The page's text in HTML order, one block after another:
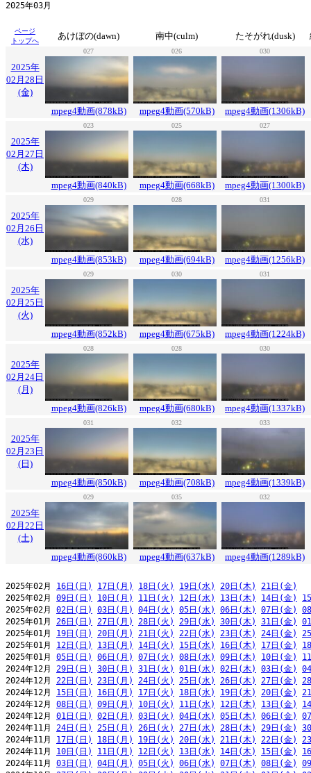
2025年03
ページ
トップへ
あけぼの(dawn) 南中(culm) たそがれ(dusk)
027 026 030
2025年
02月28日
(金)
mpeg4動画(878kB)
mpeg4動画(570kB) mpeg4動画(1306kB)
023 025 027
2025年
02月27日
(木)
mpeg4動画(840kB)
mpeg4動画(668kB) mpeg4動画(1300kB)
029 028 031
2025年
02月26日
(水)
mpeg4動画(853kB)
mpeg4動画(694kB) mpeg4動画(1256kB)
029 030 031
2025年
02月25日
(火)
mpeg4動画(852kB)
mpeg4動画(675kB) mpeg4動画(1224kB)
028 028 030
2025年
02月24日
(月)
mpeg4動画(826kB)
mpeg4動画(680kB) mpeg4動画(1337kB)
031 032 033
2025年
02月23日
(日)
mpeg4動画(850kB)
mpeg4動画(708kB) mpeg4動画(1339kB)
029 035 032
2025年
02月22日
(土)
mpeg4動画(860kB)
mpeg4動画(637kB) mpeg4動画(1289kB)
2025年02月 16日(日) 17日(月) 18日(火) 19日(水) 20日(木)
21日(金)
2025年02月 09日(日) 10日(月) 11日(火) 12日(水) 13日(木) 14日(金)
2025年02月 02日(日) 03日(月) 04日(火) 05日(水) 06日(木) 07日(金)
2025年01月 26日(日) 27日(月) 28日(火) 29日(水) 30日(木) 31日(金)
2025年01月 19日(日) 20日(月) 21日(火) 22日(水) 23日(木) 24日(金)
2025年01月 12日(日) 13日(月) 14日(火) 15日(水) 16日(木) 17日(金)
2025年01月 05日(日) 06日(月) 07日(火) 08日(水) 09日(木) 10日(金)
2024年12月 29日(日) 30日(月) 31日(火) 01日(水) 02日(木) 03日(金)
2024年12月 22日(日) 23日(月) 24日(火) 25日(水) 26日(木) 27日(金)
2024年12月 15日(日) 16日(月) 17日(火) 18日(水) 19日(木) 20日(金)
2024年12月 08日(日) 09日(月) 10日(火) 11日(水) 12日(木) 13日(金)
2024年12月 01日(日) 02日(月) 03日(火) 04日(水) 05日(木) 06日(金)
2024年11月 24日(日) 25日(月) 26日(火) 27日(水) 28日(木) 29日(金)
2024年11月 17日(日) 18日(月) 19日(火) 20日(水) 21日(木) 22日(金)
2024年11月 10日(日) 11日(月) 12日(火) 13日(水) 14日(木) 15日(金)
2024年11月 03日(日) 04日(月) 05日(火) 06日(水) 07日(木) 08日(金)